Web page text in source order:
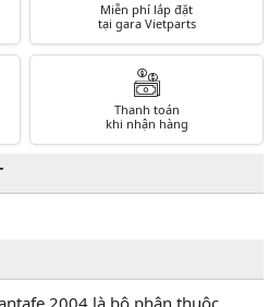
Miễn phí lắp đặt
tại gara Vietparts
Thanh toán
khi nhận hàng
2004 là bộ phận thuộc